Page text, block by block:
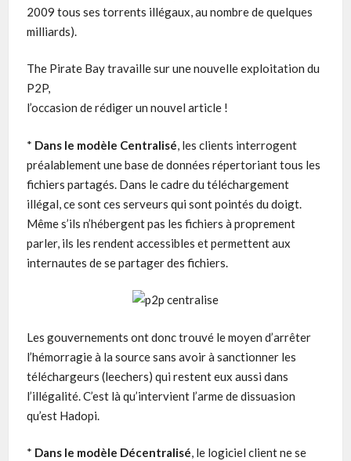
2009 tous ses torrents illégaux, au nombre de quelques
milliards).
The Pirate Bay travaille sur une nouvelle exploitation du
P2P,
l’occasion de rédiger un nouvel article !
* Dans le modèle Centralisé, les clients interrogent
préalablement une base de données répertoriant tous les
fichiers partagés. Dans le cadre du téléchargement
illégal, ce sont ces serveurs qui sont pointés du doigt.
Même s’ils n’hébergent pas les fichiers à proprement
parler, ils les rendent accessibles et permettent aux
internautes de se partager des fichiers.
Les gouvernements ont donc trouvé le moyen d’arrêter
l’hémorragie à la source sans avoir à sanctionner les
téléchargeurs (leechers) qui restent eux aussi dans
l’illégalité. C’est là qu’intervient l’arme de dissuasion
qu’est Hadopi.
* Dans le modèle Décentralisé, le logiciel client ne se